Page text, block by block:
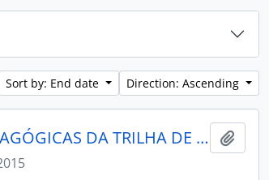
Sort by: End date Direction: Ascending
IDENTIFICAÇÃO DAS OPORTUNIDADES PEDAGÓGICAS DA TRILHA DE EDUCAÇÃO AMBIENTAL DO PARQUE NATURAL MORRO DO OSSO